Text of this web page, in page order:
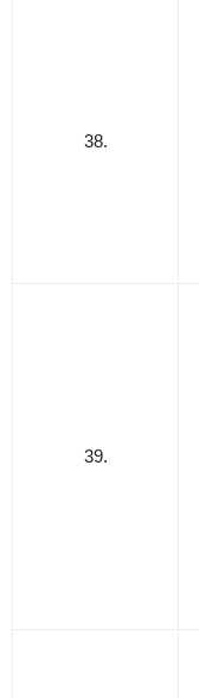
38.
39.